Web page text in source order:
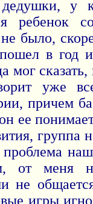
у
ребенок
было,
в год
мог
уже
причем
ее
группа
от меня
не
игры